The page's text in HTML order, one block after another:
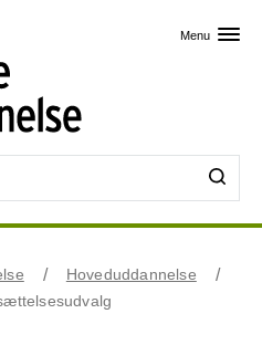
Menu
Hoveduddannelse